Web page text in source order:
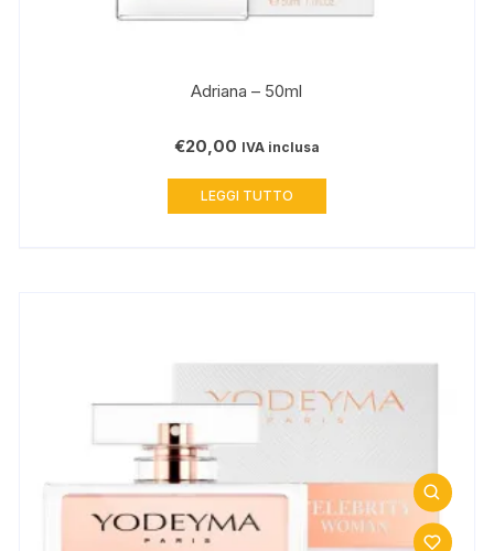
Adriana – 50ml
€20,00 IVA inclusa
LEGGI TUTTO